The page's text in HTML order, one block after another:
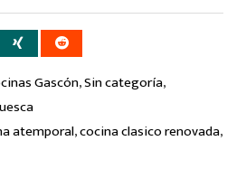
Gascón,Sin categoría,
atemporal,cocina clasico renovada,